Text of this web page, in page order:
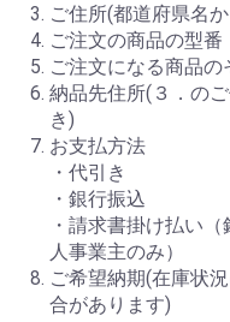
ご住所(都道府県名
ご注文の商品の型番
ご注文になる商品
納品先住所(３．の
き)
お支払方法
・代引き
・銀行振込
・請求書掛け払い
人事業主のみ）
ご希望納期(在庫状
合があります)